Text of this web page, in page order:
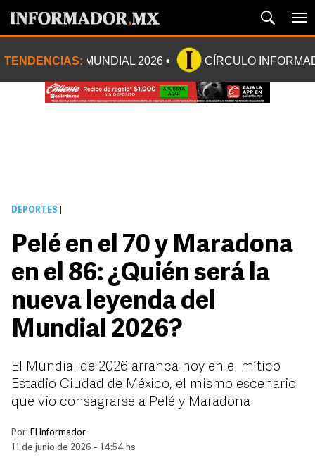
TENDENCIAS: MUNDIAL 2026 CÍRCULO
DEPORTES
Pelé en el 70 y Maradona
en el 86: ¿Quién será la
nueva leyenda del
Mundial 2026?
El Mundial de 2026 arranca hoy en el mítico
Estadio Ciudad de México, el mismo escenario
que vio consagrarse a Pelé y Maradona
Por: El Informador
11 de junio de 2026 - 14:54 hs